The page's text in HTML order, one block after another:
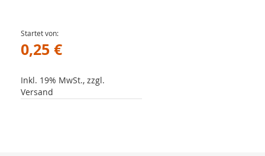
Startet von
0,25 €
Inkl. 19% MwSt., zzgl.
Versand